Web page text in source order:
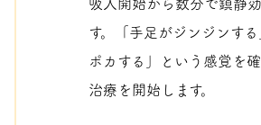
吸入開始から数分で鎮静
す。「手足がジンジンす
ポカする」という感覚を
治療を開始します。